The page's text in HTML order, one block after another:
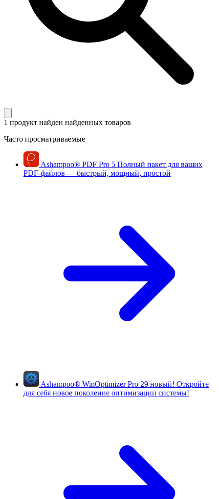
1 продукт найден найденных товаров
Часто просматриваемые
Ashampoo® PDF Pro 5 Полный пакет для ваших
PDF-файлов — быстрый, мощный, простой
Ashampoo® WinOptimizer Pro 29 новый! Откройте
для себя новое поколение оптимизации системы!